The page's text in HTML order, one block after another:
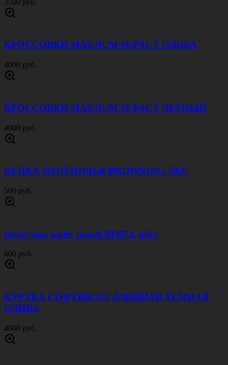
КРОССОВКИ MAGNUM M-PACT ОЛИВА
4000 руб.
КРОССОВКИ MAGNUM M-PACT ЧЕРНЫЙ
4000 руб.
КЕПКА ОХОТНИЧЬЯ BROWNING ЛЕС
500 руб.
Подсумок water pouch PH073, olive
600 руб.
КУРТКА СОФТШЕЛЛ ДЛИННАЯ ТЕМНАЯ
ОЛИВА
4000 руб.